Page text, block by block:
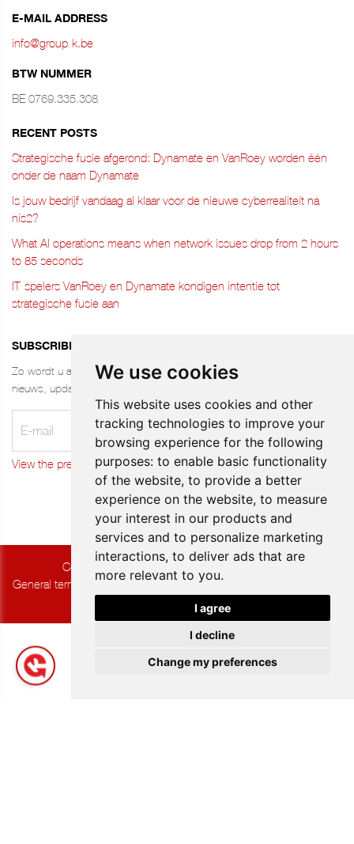
We use cookies
This website uses cookies and other
tracking technologies to improve your
browsing experience for the following
purposes: to enable basic functionality
of the website, to provide a better
experience on the website, to measure
your interest in our products and
services and to personalize marketing
interactions, to deliver ads that are
more relevant to you.
I agree
I decline
Change my preferences
E-MAIL ADDRESS
info@group-k.be
BTW NUMMER
BE 0769.335.308
RECENT POSTS
Strategische fusie afgerond: Dynamate en VanRoey worden één
onder de naam Dynamate
Is jouw bedrijf vandaag al klaar voor de nieuwe cyberrealiteit na
nis2?
What AI operations means when network issues drop from 2 hours
to 85 seconds
IT-spelers VanRoey en Dynamate kondigen intentie tot
strategische fusie aan
SUBSCRIBE TO THE NEWSLETTER
Zo wordt u altijd als eerste op de hoogte gebracht van ons laatste
nieuws, updates, jobs, tips & meer. Stay UP-TO-DATE!
View the previous updates
Copyright © 2026 Group K. All rights reserved.
General terms and Conditions of Sale | Privacy & Cookies
DATE WebDesign